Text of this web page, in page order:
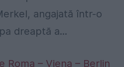
angajată într-o
dreaptă a...